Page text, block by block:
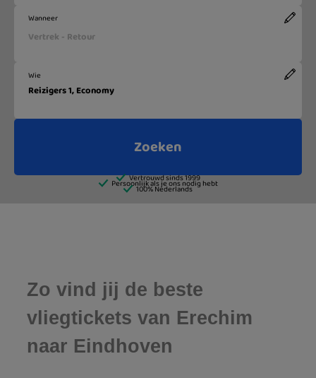
Zo vind jij de beste
vliegtickets van Erechim
naar Eindhoven